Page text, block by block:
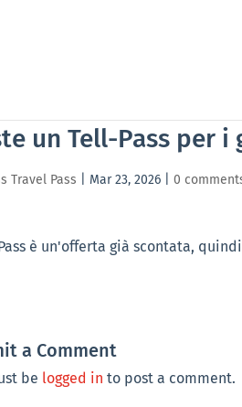
un Tell-Pass per i
Travel Pass Mar 23, 2026 |0
è un'offerta già scontata,
a Comment
be logged in to post a comment.